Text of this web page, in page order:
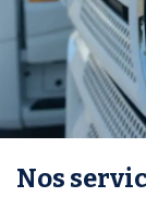
Nos